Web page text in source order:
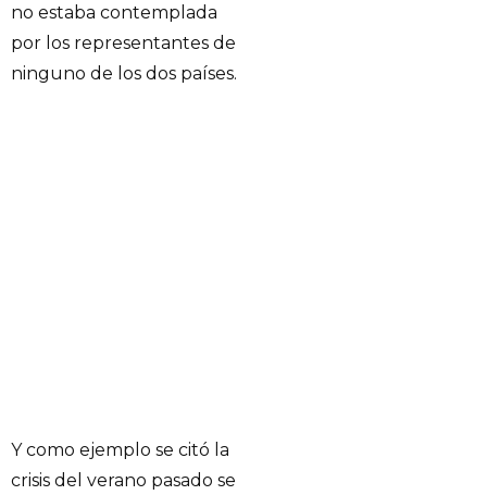
no estaba contemplada
por los representantes de
ninguno de los dos países.
Y como ejemplo se citó la
crisis del verano pasado se